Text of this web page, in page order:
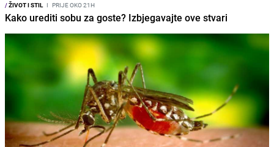
/ŽIVOT I STIL I PRIJE OKO 21H
Kako urediti sobu za goste? Izbjegavajte ove stvari